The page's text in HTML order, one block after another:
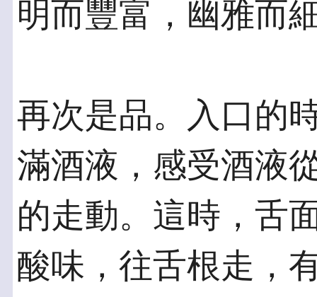
明而豐富，幽雅而
再次是品。入口的
滿酒液，感受酒液
的走動。這時，舌
酸味，往舌根走，